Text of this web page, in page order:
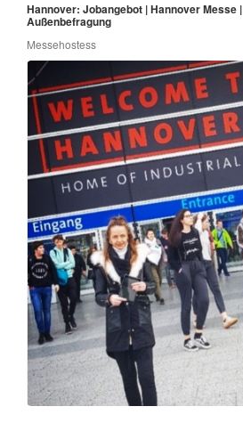
Hannover: Jobangebot | Hannover Messe |
Außenbefragung
Messehostess